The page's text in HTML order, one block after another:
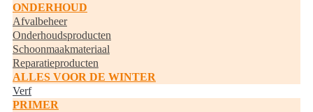
ONDERHOUD
Afvalbeheer
Onderhoudsproducten
Schoonmaakmateriaal
Reparatieproducten
ALLES VOOR DE WINTER
Verf
PRIMER